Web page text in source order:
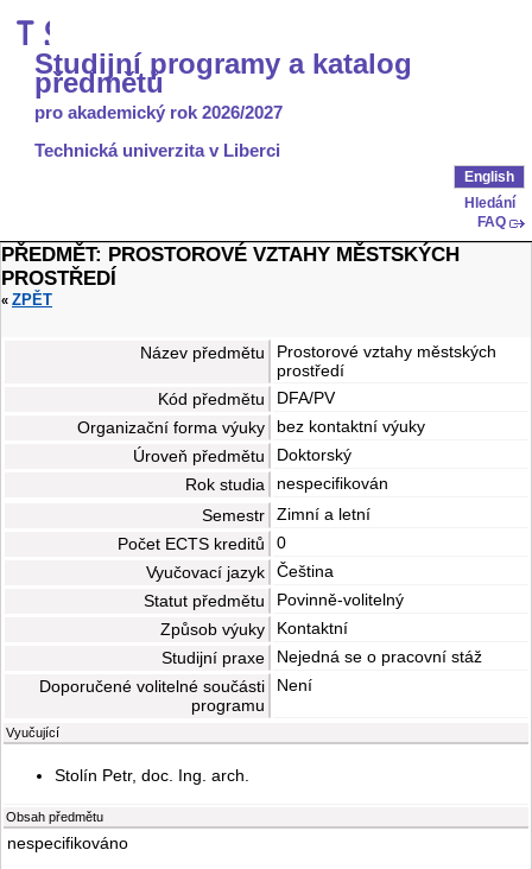
Studijní programy a katalog
předmětů
pro akademický rok 2026/2027
Technická univerzita v Liberci
English
Hledání
FAQ
PŘEDMĚT: PROSTOROVÉ VZTAHY MĚSTSKÝCH
PROSTŘEDÍ
« ZPĚT
Název předmětu
Prostorové vztahy městských
prostředí
Kód předmětu
DFA/PV
Organizační forma výuky
bez kontaktní výuky
Úroveň předmětu
Doktorský
Rok studia
nespecifikován
Semestr
Zimní a letní
Počet ECTS kreditů
0
Vyučovací jazyk
Čeština
Statut předmětu
Povinně-volitelný
Způsob výuky
Kontaktní
Studijní praxe
Nejedná se o pracovní stáž
Doporučené volitelné součásti
programu
Není
Vyučující
Stolín Petr, doc. Ing. arch.
Obsah předmětu
nespecifikováno